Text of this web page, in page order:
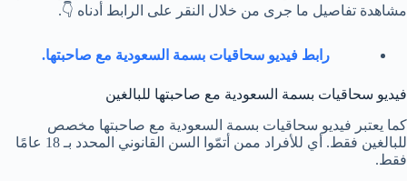
مشاهدة تفاصيل ما جرى من خلال النقر على الرابط أدناه 👇.
رابط فيديو سحاقيات بسمة السعودية مع صاحبتها.
فيديو سحاقيات بسمة السعودية مع صاحبتها للبالغين
كما يعتبر فيديو سحاقيات بسمة السعودية مع صاحبتها مخصص
للبالغين فقط. أي للأفراد ممن أتمّوا السن القانوني المحدد بـ 18 عامًا
فقط.